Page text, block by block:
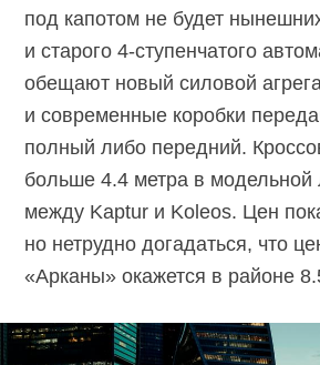
под капотом не будет
и старого 4-ступенчатого
обещают новый силовой
и современные коробки
полный либо передний.
больше 4.4 метра в модельной
между Kaptur и Koleos. Цен
но нетрудно догадаться, что
«Арканы» окажется в районе